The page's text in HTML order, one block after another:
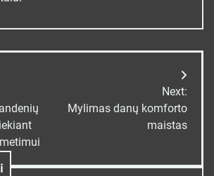
Next:
Mylimas danų komforto
maistas